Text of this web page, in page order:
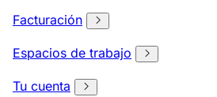
Facturación
Espacios de trabajo
Tu cuenta